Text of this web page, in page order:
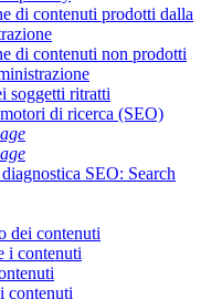
di contenuti prodotti dalla
di contenuti non prodotti
soggetti ritratti
di ricerca (SEO)
SEO: Search
dei contenuti
i contenuti
contenuti